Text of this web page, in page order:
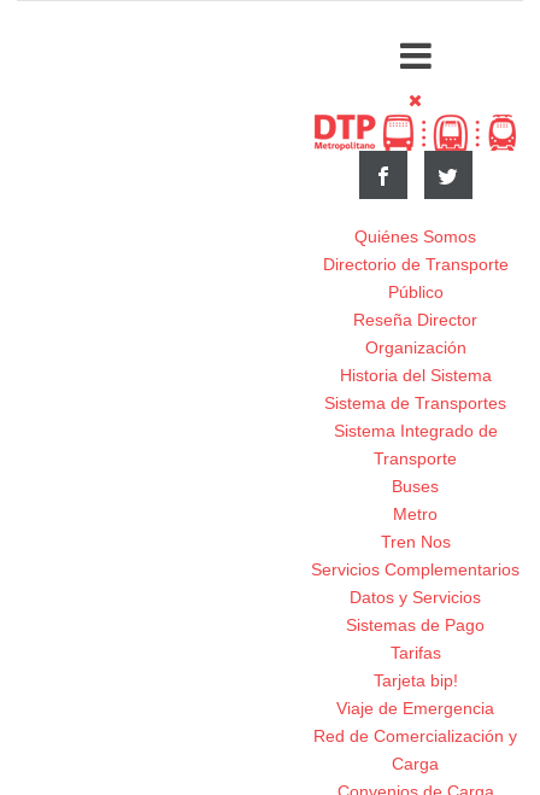
Quiénes Somos
Directorio de Transporte
Público
Reseña Director
Organización
Historia del Sistema
Sistema de Transportes
Sistema Integrado de
Transporte
Buses
Metro
Tren Nos
Servicios Complementarios
Datos y Servicios
Sistemas de Pago
Tarifas
Tarjeta bip!
Viaje de Emergencia
Red de Comercialización y
Carga